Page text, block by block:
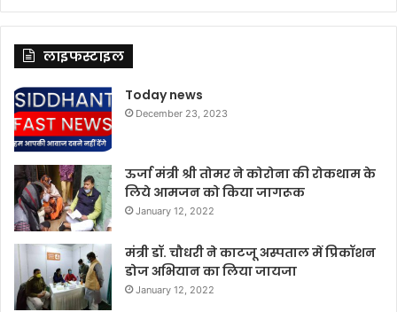
लाइफस्टाइल
Today news
December 23, 2023
ऊर्जा मंत्री श्री तोमर ने कोरोना की रोकथाम के
लिये आमजन को किया जागरूक
January 12, 2022
मंत्री डॉ. चौधरी ने काटजू अस्पताल में प्रिकॉशन
डोज अभियान का लिया जायजा
January 12, 2022